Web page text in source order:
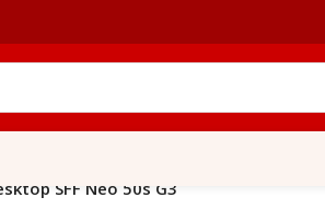
SFF Neo 50s G3